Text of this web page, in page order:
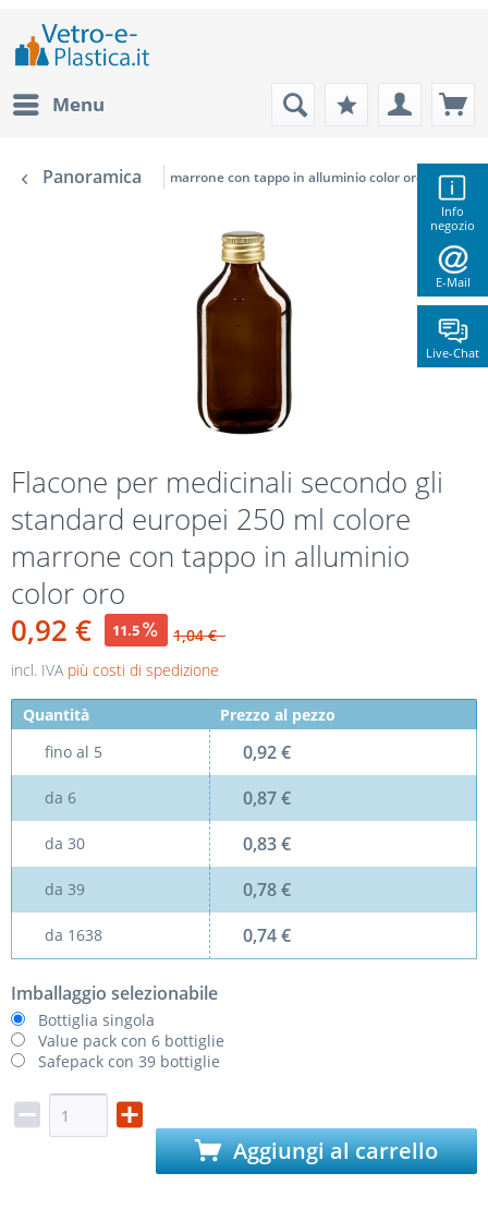
Info
negozio
E-Mail
Live-Chat
Menu
Panoramica marrone con tappo in alluminio color oro
Flacone per medicinali secondo gli
standard europei 250 ml colore
marrone con tappo in alluminio
color oro
0,92 €
11.5
1,04 €
incl. IVA più costi di spedizione
Quantità
Prezzo al pezzo
fino al 5 0,92 €
da 6 0,87 €
da 30 0,83 €
da 39 0,78 €
da 1638 0,74 €
Imballaggio selezionabile
Bottiglia singola
Value pack con 6 bottiglie
Safepack con 39 bottiglie
Aggiungi al carrello